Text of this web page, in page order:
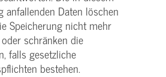
anfallenden Daten löschen
Speicherung nicht mehr
schränken die
falls gesetzliche
bestehen.